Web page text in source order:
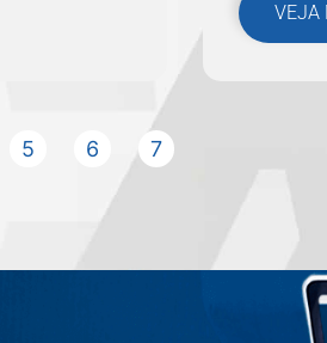
VEJA
5 6 7